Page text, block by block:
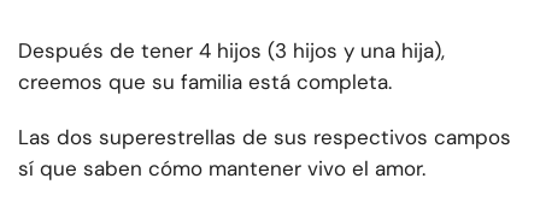
Después de tener 4 hijos (3 hijos y una hija),
creemos que su familia está completa.
Las dos superestrellas de sus respectivos campos
sí que saben cómo mantener vivo el amor.